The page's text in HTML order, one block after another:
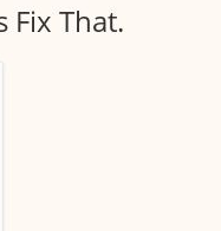
Fix That.